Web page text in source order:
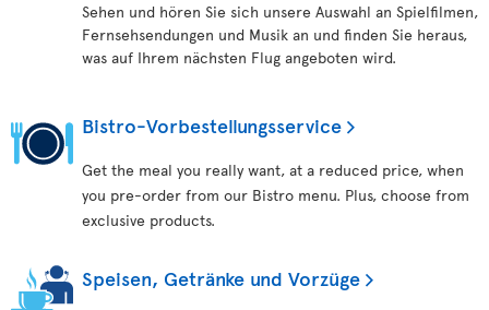
Sehen und hören Sie sich unsere Auswahl an Spielfilmen,
Fernsehsendungen und Musik an und finden Sie heraus,
was auf Ihrem nächsten Flug angeboten wird.
Bistro-Vorbestellungsservice
Get the meal you really want, at a reduced price, when
you pre-order from our Bistro menu. Plus, choose from
exclusive products.
Speisen, Getränke und Vorzüge